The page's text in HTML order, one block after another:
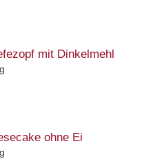
mit Dinkelmehl
ohne Ei